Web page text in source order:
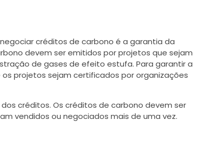
créditos de carbono é a garantia da
devem ser emitidos por projetos que sejam
de gases de efeito estufa. Para garantir a
projetos sejam certificados por organizações
créditos. Os créditos de carbono devem ser
vendidos ou negociados mais de uma vez.